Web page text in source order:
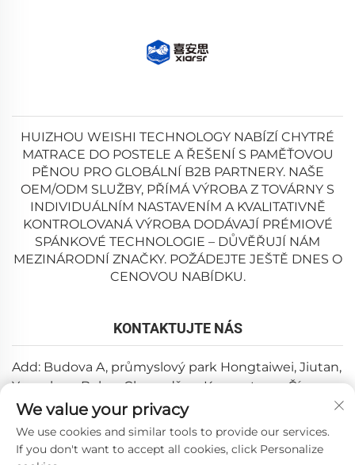
HUIZHOU WEISHI TECHNOLOGY NABÍZÍ CHYTRÉ
MATRACE DO POSTELE A ŘEŠENÍ S PAMĚŤOVOU
PĚNOU PRO GLOBÁLNÍ B2B PARTNERY. NAŠE
OEM/ODM SLUŽBY, PŘÍMÁ VÝROBA Z TOVÁRNY S
INDIVIDUÁLNÍM NASTAVENÍM A KVALITATIVNĚ
KONTROLOVANÁ VÝROBA DODÁVAJÍ PRÉMIOVÉ
SPÁNKOVÉ TECHNOLOGIE – DŮVĚŘUJÍ NÁM
MEZINÁRODNÍ ZNAČKY. POŽÁDEJTE JEŠTĚ DNES O
CENOVOU NABÍDKU.
KONTAKTUJTE NÁS
Add: Budova A, průmyslový park Hongtaiwei, Jiutan,
Yuanzhou, Boluo, Chuandžou, Kuang-tung, Čína
E-mail:[email protected]
Tel:+86-0752-6688646
We value your privacy
We use cookies and similar tools to provide our services.
If you don't want to accept all cookies, click Personalize